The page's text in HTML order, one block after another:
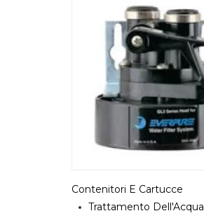
Contenitori E Cartucce
Trattamento Dell'Acqua